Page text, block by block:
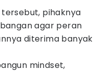
tersebut, pihaknya
agar peran
diterima banyak
mindset,